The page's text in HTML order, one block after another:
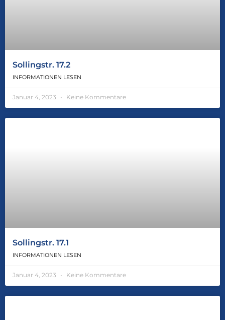
Sollingstr. 17.2
INFORMATIONEN LESEN
Januar 4, 2023 Keine Kommentare
Sollingstr. 17.1
INFORMATIONEN LESEN
Januar 4, 2023 Keine Kommentare